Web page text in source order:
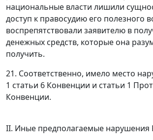
национальные власти лишили
доступ к правосудию его полезного
воспрепятствовали заявителю в
денежных средств, которые она
получить.
21. Соответственно, имело место
1 статьи 6 Конвенции и статьи 1
Конвенции.
II. Иные предполагаемые нарушения